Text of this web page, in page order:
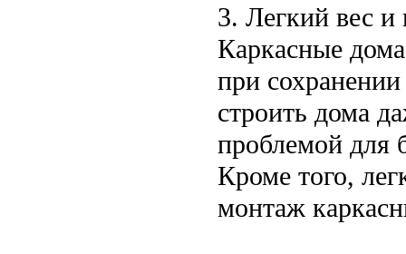
3. Легкий вес и
Каркасные
при
строить дома
проблемой для
Кроме того,
монтаж